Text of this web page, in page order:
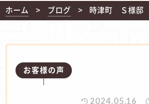
ホーム ブログ 時津町 Ｓ様邸
お客様の声
2024.05.16